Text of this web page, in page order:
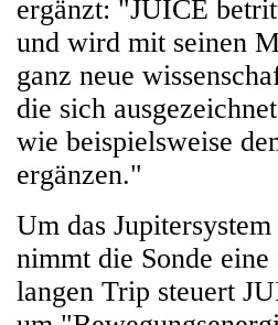
ergänzt: "JUICE
und wird mit seinen
ganz neue
die sich
wie beispielsweise
ergänzen."
Um das
nimmt die Sonde
langen Trip steuert